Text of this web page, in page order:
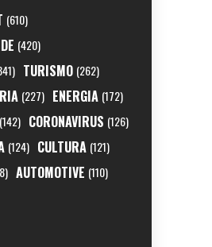
(610)
(420)
TURISMO (262)
(227) ENERGIA (172)
(142) CORONAVIRUS (126)
(124) CULTURA (121)
AUTOMOTIVE (110)